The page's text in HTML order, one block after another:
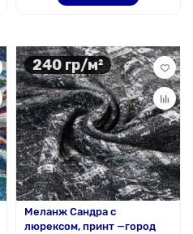
240 гр/м²
Меланж Сандра с
люрексом, принт —город